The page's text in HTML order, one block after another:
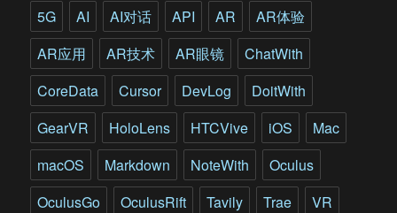
正
在
让
科
幻
变
成
现
实
5G AI AI对话 API AR
AR体验
AR应用
AR技术 AR眼镜
ChatWith
CoreData
Cursor DevLog
DoitWith
GearVR
HoloLens HTCVive iOS
Mac
macOS
Markdown NoteWith
Oculus
OculusGo
OculusRift Tavily Trae
VR